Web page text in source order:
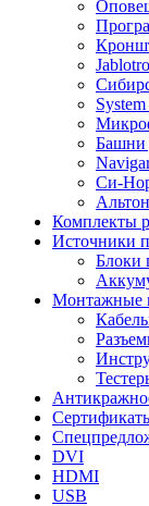
Башни
Си-
Комплекты
Источники
Блоки
Монтажные
DVI
HDMI
USB